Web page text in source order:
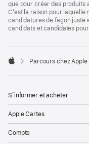
que pour créer des produits
C’est la raison pour laquelle
candidatures de façon juste
candidats et candidates

Parcours chez Apple
S’informer et acheter
Apple Cartes
Compte